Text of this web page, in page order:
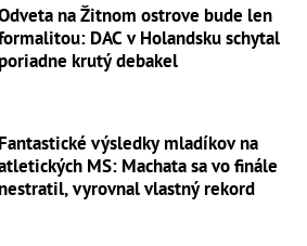
na Žitnom ostrove bude len
DAC v Holandsku schytal
poriadne krutý debakel
Fantastické výsledky mladíkov na
MS: Machata sa vo finále
nestratil, vyrovnal vlastný rekord